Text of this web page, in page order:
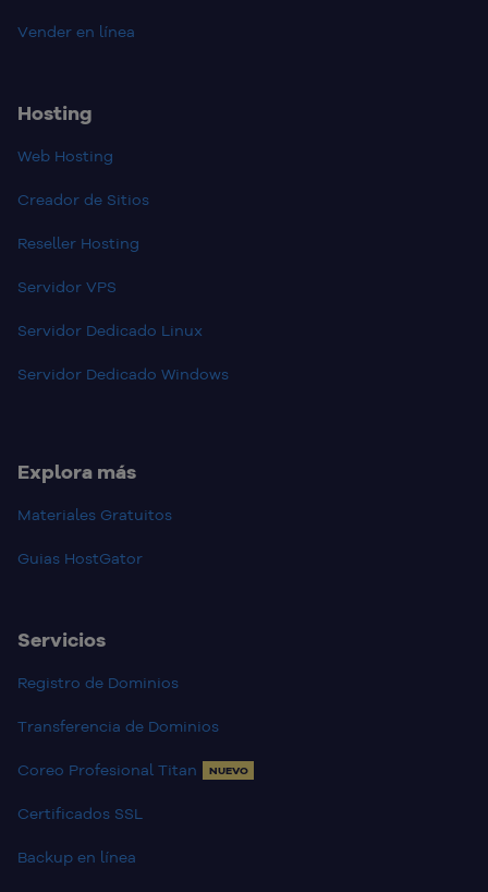
Vender en línea
Hosting
Web Hosting
Creador de Sitios
Reseller Hosting
Servidor VPS
Servidor Dedicado Linux
Servidor Dedicado Windows
Explora más
Materiales Gratuitos
Guias HostGator
Servicios
Registro de Dominios
Transferencia de Dominios
Coreo Profesional Titan NUEVO
Certificados SSL
Backup en línea